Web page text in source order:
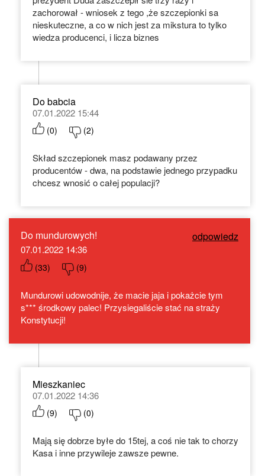
zachorował - wniosek z tego ,że szczepionki sa
nieskuteczne, a co w nich jest za mikstura to tylko
wiedza producenci, i licza biznes
Do babcia
07.01.2022 15:44
(0) (2)
Skład szczepionek masz podawany przez
producentów - dwa, na podstawie jednego przypadku
chcesz wnosić o całej populacji?
Do mundurowych! odpowiedz
07.01.2022 14:36
(33) (9)
Mundurowi udowodnije, że macie jaja i pokażcie tym
s*** środkowy palec! Przysiegaliście stać na straży
Konstytucji!
Mieszkaniec
07.01.2022 14:36
(9) (0)
Mają się dobrze byłe do 15tej, a coś nie tak to chorzy
Kasa i inne przywileje zawsze pewne.